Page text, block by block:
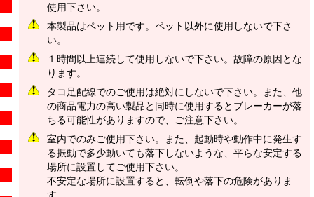
使用下さい。
本製品はペット用です。ペット以外に使用しないで下さ
い。
１時間以上連続して使用しないで下さい。故障の原因とな
ります。
タコ足配線でのご使用は絶対にしないで下さい。また、他
の商品電力の高い製品と同時に使用するとブレーカーが落
ちる可能性がありますので、ご注意下さい。
室内でのみご使用下さい。また、起動時や動作中に発生す
る振動で多少動いても落下しないような、平らな安定する
場所に設置してご使用下さい。
不安定な場所に設置すると、転倒や落下の危険がありま